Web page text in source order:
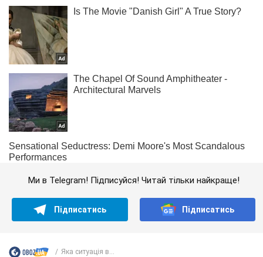
Ми в Telegram! Підписуйся! Читай тільки найкраще!
Підписатись Підписатись
Яка ситуація в...